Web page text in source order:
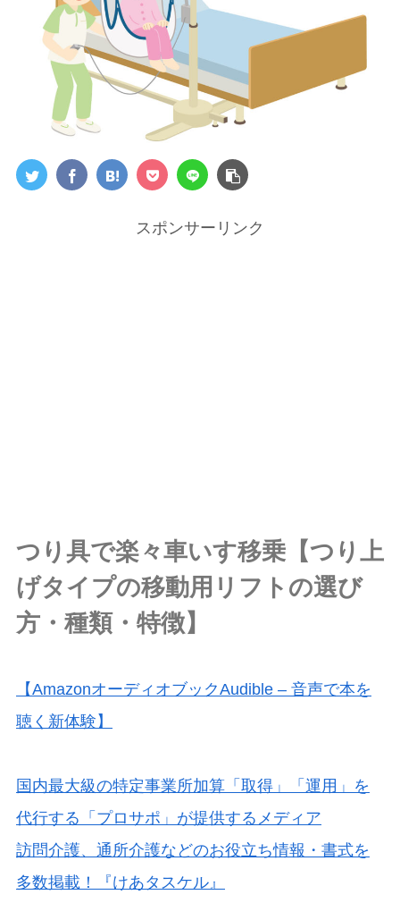
スポンサーリンク
つり具で楽々車いす移乗【つり上
げタイプの移動用リフトの選び
方・種類・特徴】
【AmazonオーディオブックAudible – 音声で本を
聴く新体験】
国内最大級の特定事業所加算「取得」「運用」を
代行する「プロサポ」が提供するメディア
訪問介護、通所介護などのお役立ち情報・書式を
多数掲載！『けあタスケル』